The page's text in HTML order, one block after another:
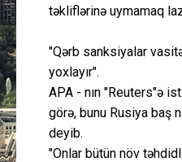
təkliflərinə uymamaq
"Qərb sanksiyalar
yoxlayır".
APA - nın "Reuters"ə
görə, bunu Rusiya baş
deyib.
"Onlar bütün növ